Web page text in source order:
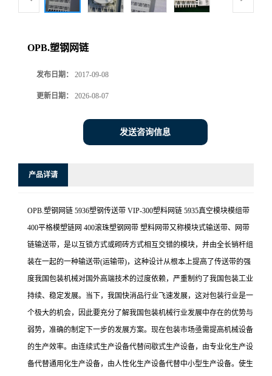
OPB.塑钢网链
发布日期： 2017-09-08
更新日期： 2026-08-07
发送咨询信息
产品详请
OPB.塑钢网链 5936塑钢传送带 VIP-300塑料网链 5935真空模块模组带
400平格模塑链网 400滚珠塑钢网带 塑料网带又称模块式输送带、网带
链输送带，是以互锁方式或砌砖方式相互交错的模块，并由全长销杆组
装在一起的一种输送带(运输带)，这种设计从根本上提高了传送带的强
度我国包装机械对国外高端技术的过度依赖，严重制约了我国包装工业
持续、稳定发展。当下，我国快消品行业飞速发展，这对包装行业是一
个极大的机会，因此要充分了解我国包装机械行业发展中存在的优势与
弱势，准确的制定下一步的发展方案。现在包装市场亟需提高机械设备
的生产效率。由连续式生产设备代替间歇式生产设备，由专业化生产设
备代替通用化生产设备，由人性化生产设备代替中小型生产设备。使生